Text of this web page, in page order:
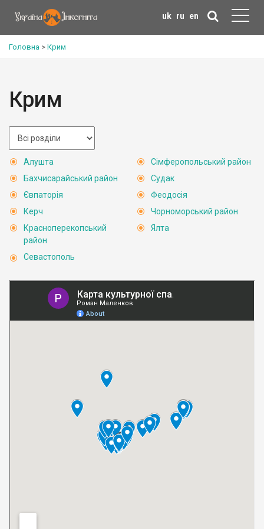
uk ru en
Головна > Крим
Крим
Алушта
Бахчисарайський район
Євпаторія
Керч
Красноперекопський
район
Севастополь
Сімферопольський район
Судак
Феодосія
Чорноморський район
Ялта